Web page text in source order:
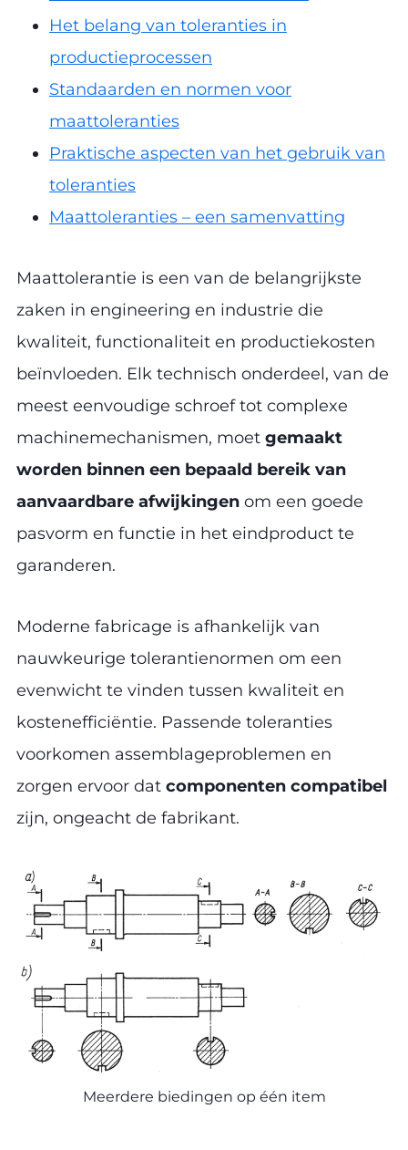
Het belang van toleranties in
productieprocessen
Standaarden en normen voor
maattoleranties
Praktische aspecten van het gebruik van
toleranties
Maattoleranties – een samenvatting
Maattolerantie is een van de belangrijkste
zaken in engineering en industrie die
kwaliteit, functionaliteit en productiekosten
beïnvloeden. Elk technisch onderdeel, van de
meest eenvoudige schroef tot complexe
machinemechanismen, moet gemaakt
worden binnen een bepaald bereik van
aanvaardbare afwijkingen om een goede
pasvorm en functie in het eindproduct te
garanderen.
Moderne fabricage is afhankelijk van
nauwkeurige tolerantienormen om een
evenwicht te vinden tussen kwaliteit en
kostenefficiëntie. Passende toleranties
voorkomen assemblageproblemen en
zorgen ervoor dat componenten compatibel
zijn, ongeacht de fabrikant.
Meerdere biedingen op één item